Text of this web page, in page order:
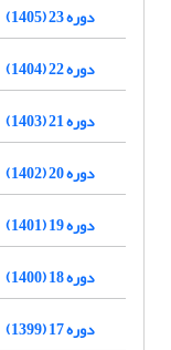
دوره 23 (1405)
دوره 22 (1404)
دوره 21 (1403)
دوره 20 (1402)
دوره 19 (1401)
دوره 18 (1400)
دوره 17 (1399)